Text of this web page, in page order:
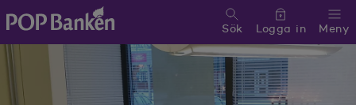
POP banken, till hemsidan
Meny
Sök Logga in